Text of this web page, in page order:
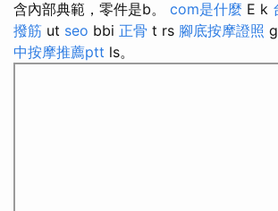
含內部典範，零件是b。 com是什麼 E k
撥筋 ut seo bbi 正骨 t rs 腳底按摩證照
中按摩推薦ptt ls。